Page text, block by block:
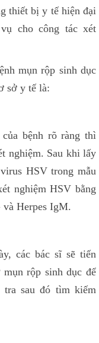
thiết bị y tế hiện đại
cho công tác xét
mụn rộp sinh dục
sở y tế là:
bệnh rõ ràng thì
nghiệm. Sau khi lấy
HSV trong mẫu
nghiệm HSV bằng
và Herpes IgM.
các bác sĩ sẽ tiến
rộp sinh dục để
tra sau đó tìm kiếm